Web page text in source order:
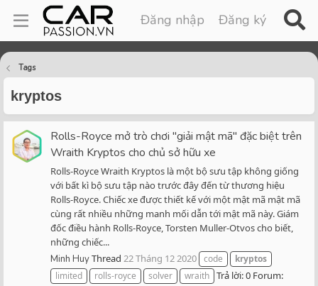
Đăng nhập Đăng ký
Tags
kryptos
Rolls-Royce mở trò chơi "giải mật mã" đặc biệt trên
Wraith Kryptos cho chủ sở hữu xe
Rolls-Royce Wraith Kryptos là một bộ sưu tập không giống
với bất kì bộ sưu tập nào trước đây đến từ thương hiệu
Rolls-Royce. Chiếc xe được thiết kế với một mật mã mật mã
cùng rất nhiều những manh mối dẫn tới mật mã này. Giám
đốc điều hành Rolls-Royce, Torsten Muller-Otvos cho biết,
những chiếc...
Minh HuyThread 22 Tháng 12 2020 code
kryptos
limited
rolls-royce solver wraith Trả lời: 0 Forum: